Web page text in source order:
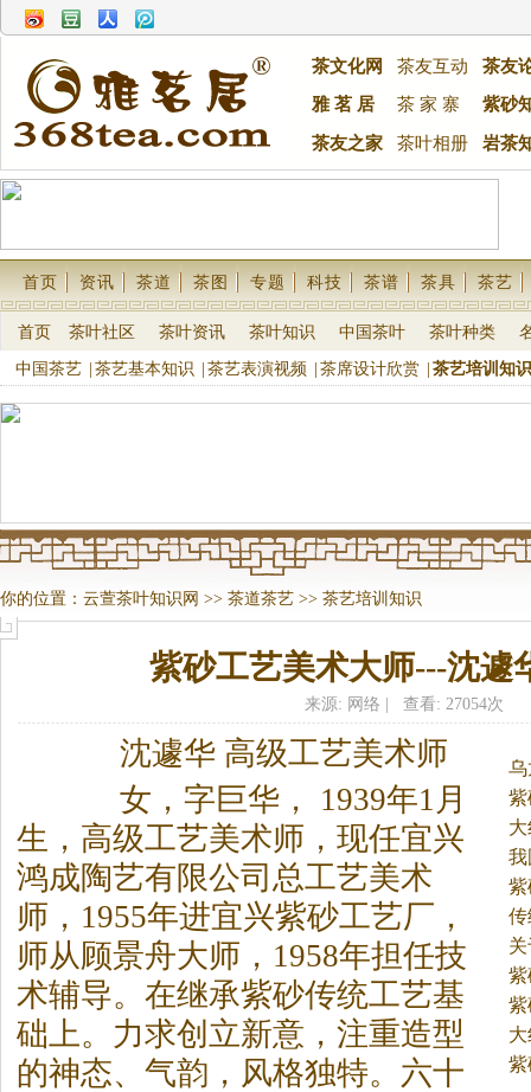
茶文化网 茶友互动
茶友
雅 茗 居
茶 家 寨 紫砂
茶友之家 茶叶相册 岩茶
首页 资讯 茶道 茶图 专题 科技 茶谱 茶具 茶艺
首页 茶叶社区 茶叶资讯 茶叶知识 中国茶叶 茶叶种类
中国茶艺 茶艺基本知识 茶艺表演视频 茶席设计欣赏 茶艺培训知识
你的位置： 云萱茶叶知识网 >> 茶道茶艺 >> 茶艺培训知识
紫砂工艺美术大师---沈遽
来源: 网络 | 查看: 27054次
沈遽华 高级工艺美术师
女，字巨华， 1939年1月
生，高级工艺美术师，现任宜兴
鸿成陶艺有限公司总工艺美术
师，1955年进宜兴紫砂工艺厂，
师从顾景舟大师，1958年担任技
术辅导。 在继承紫砂传统工艺基
础上。力求创立新意，注重造型
的神态、气韵，风格独特。六十